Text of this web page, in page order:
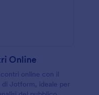
Online
online con il
di Jotform, ideale per